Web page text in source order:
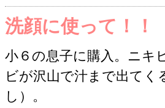
洗顔に使って！！
小６の息子に購入。ニキ
ビが沢山で汁まで出て
し）。